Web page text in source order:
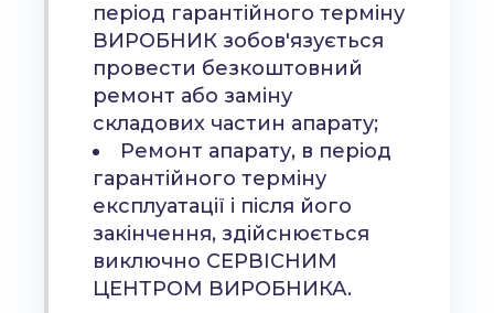
період гарантійного терміну
ВИРОБНИК зобов'язується
провести безкоштовний
ремонт або заміну
складових частин апарату;
Ремонт апарату, в період
гарантійного терміну
експлуатації і після його
закінчення, здійснюється
виключно СЕРВІСНИМ
ЦЕНТРОМ ВИРОБНИКА.